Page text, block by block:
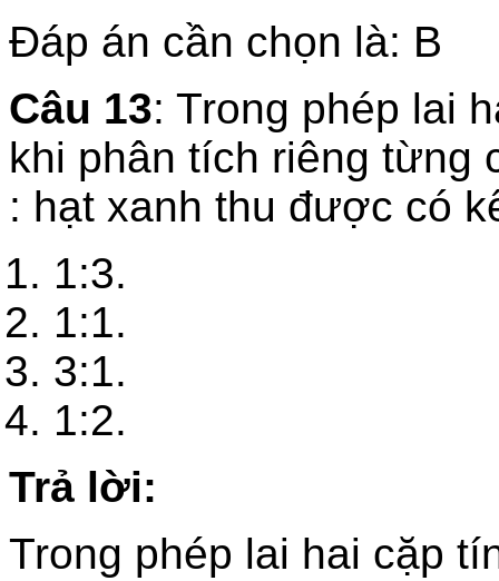
Đáp án cần chọn là: B
Câu 13: Trong phép lai
khi phân tích riêng từng
: hạt xanh thu được có
1:3.
1:1.
3:1.
1:2.
Trả lời:
Trong phép lai hai cặp